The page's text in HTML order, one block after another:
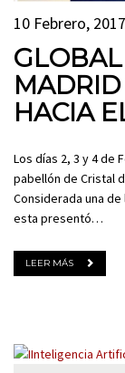
10 Febrero, 2017
HACIA
Los días 2, 3 y 4 de
pabellón de Cristal
Considerada una
esta presentó…
LEER MÁS